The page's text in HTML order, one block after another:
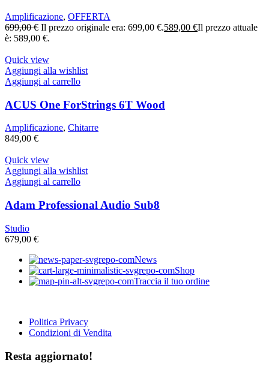
Amplificazione, OFFERTA
699,00€ Il prezzo originale era: 699,00 €.589,00 €Il prezzo attuale
è: 589,00 €.
Quick view
Aggiungi alla wishlist
Aggiungi al carrello
ACUS One ForStrings 6T Wood
Amplificazione, Chitarre
849,00 €
Quick view
Aggiungi alla wishlist
Aggiungi al carrello
Adam Professional Audio Sub8
Studio
679,00 €
News
Shop
Traccia il tuo ordine
Politica Privacy
Condizioni di Vendita
Resta aggiornato!